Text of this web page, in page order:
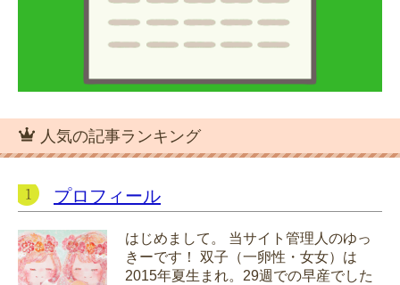
人気の記事ランキング
プロフィール
はじめまして。 当サイト管理人のゆっ
きーです！ 双子（一卵性・女女）は
2015年夏生まれ。29週での早産でした